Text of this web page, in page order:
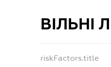
ВІЛЬНІ
riskFactors.title